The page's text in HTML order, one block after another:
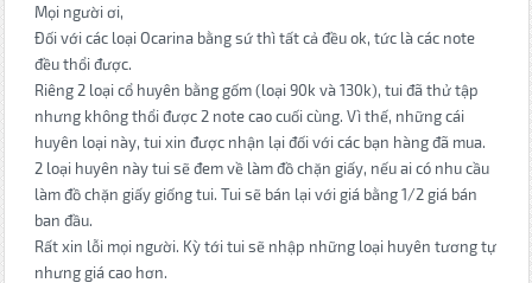
Mọi người ơi,
Đối với các loại Ocarina bằng sứ thì tất cả đều ok, tức là các note
đều thổi được.
Riêng 2 loại cổ huyên bằng gốm (loại 90k và 130k), tui đã thử tập
nhưng không thổi được 2 note cao cuối cùng. Vì thế, những cái
huyên loại này, tui xin được nhận lại đối với các bạn hàng đã mua.
2 loại huyên này tui sẽ đem về làm đồ chặn giấy, nếu ai có nhu cầu
làm đồ chặn giấy giống tui. Tui sẽ bán lại với giá bằng 1/2 giá bán
ban đầu.
Rất xin lỗi mọi người. Kỳ tới tui sẽ nhập những loại huyên tương tự
nhưng giá cao hơn.